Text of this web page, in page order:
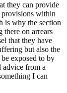
they can provide
provisions within
is why the section
there on arrears
that they have
but also the
exposed to by
advice from a
I can